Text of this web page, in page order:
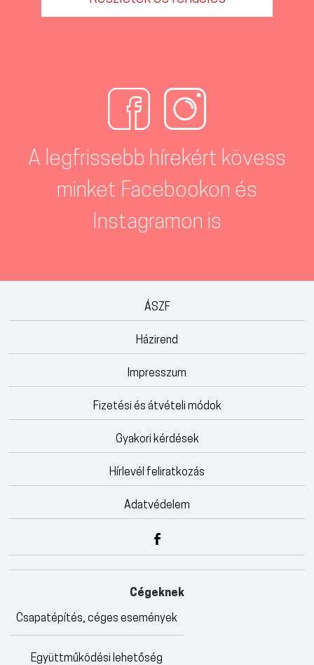
A legfrissebb hírekért kövess
minket Facebookon és
Instagramon is
ÁSZF
Házirend
Impresszum
Fizetési és átvételi módok
Gyakori kérdések
Hírlevél feliratkozás
Adatvédelem
Cégeknek
Csapatépítés, céges események
Együttműködési lehetőség